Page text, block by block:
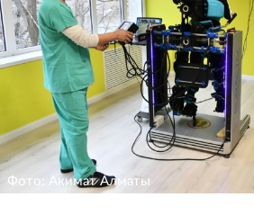
Фото: Акимат Алматы